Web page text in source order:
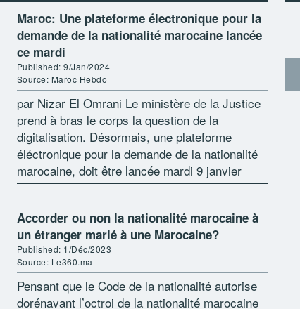
Maroc: Une plateforme électronique pour la
demande de la nationalité marocaine lancée
ce mardi
Published: 9/Jan/2024
Source: Maroc Hebdo
par Nizar El Omrani Le ministère de la Justice
prend à bras le corps la question de la
digitalisation. Désormais, une plateforme
éléctronique pour la demande de la nationalité
marocaine, doit être lancée mardi 9 janvier
2024, a annoncé le […]
Accorder ou non la nationalité marocaine à
un étranger marié à une Marocaine?
Published: 1/Déc/2023
Source: Le360.ma
Pensant que le Code de la nationalité autorise
dorénavant l’octroi de la nationalité marocaine